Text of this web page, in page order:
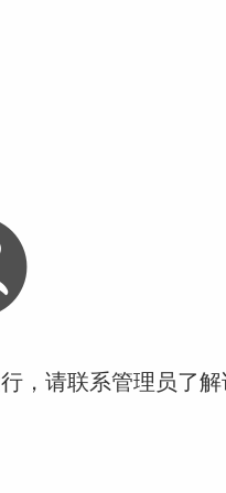
，请联系管理员了